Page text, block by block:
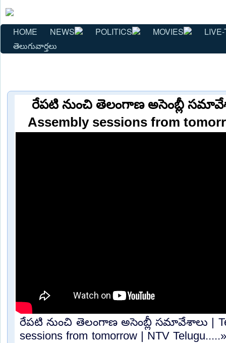
HOME NEWS POLITICS MOVIES
తెలుగువార్తలు
రేపటి నుంచి తెలంగాణ అసెంబ్లీ
Assembly sessions from
రేపటి నుంచి తెలంగాణ అసెంబ్లీ సమావేశాలు |
sessions from tomorrow | NTV